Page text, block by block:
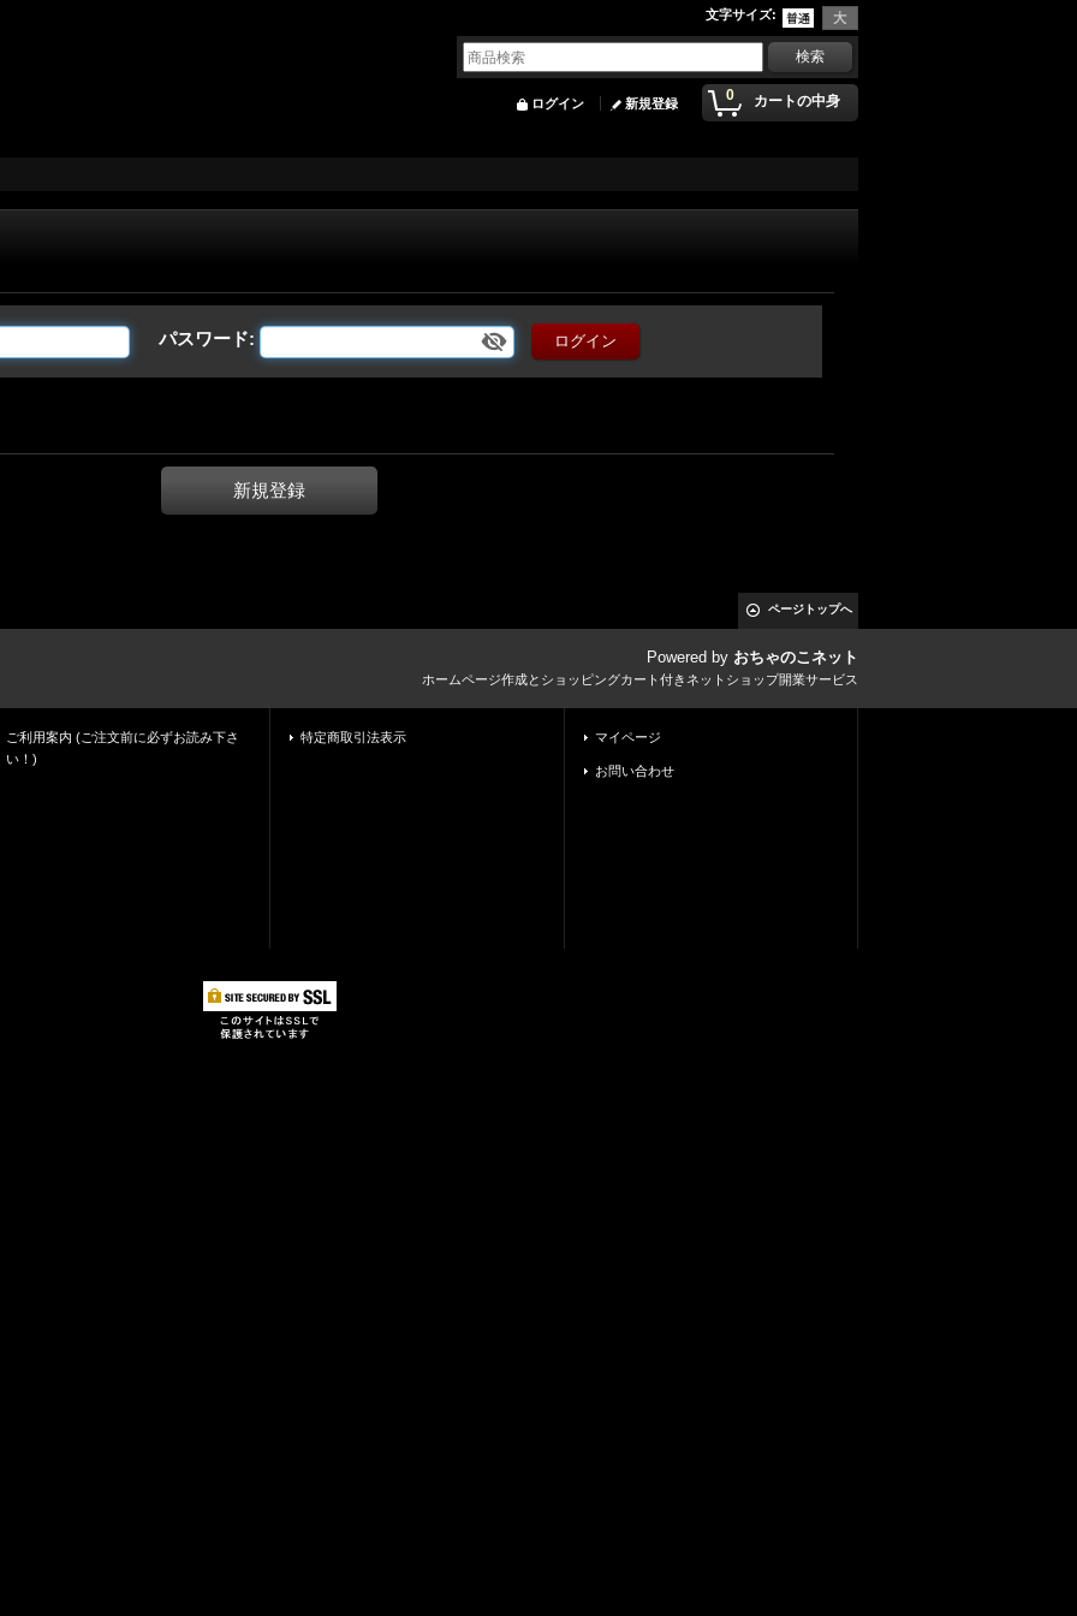
文字サイズ:
0 カートの中身
ログイン 新規登録
パスワード:
新規登録
ページトップへ
Powered by おちゃのこネット
ホームページ作成とショッピングカート付きネットショップ開業サービス
ご利用案内 (ご注文前に必ずお読み下さ
い！)
特定商取引法表示 マイページ
お問い合わせ